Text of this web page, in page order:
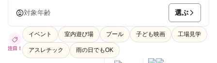
対象年齢 選ぶ
注目！
イベント 室内遊び場 プール 子ども映画 工場見学
アスレチック 雨の日でもOK